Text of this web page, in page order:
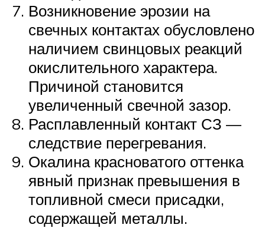
Возникновение эрозии на
свечных контактах обусловлено
наличием свинцовых реакций
окислительного характера.
Причиной становится
увеличенный свечной зазор.
Расплавленный контакт СЗ —
следствие перегревания.
Окалина красноватого оттенка
явный признак превышения в
топливной смеси присадки,
содержащей металлы.